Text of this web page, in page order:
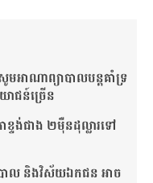
ម​អាណាព្យាបាល​បន្ត​គាំទ្រ​
ជន៍​ច្រើន​
ខ្ទង់​ជាង​ ២ម៉ឺន​ដុល្លារ​ទៅ​
បាល និងវិស័យឯកជន អាច​